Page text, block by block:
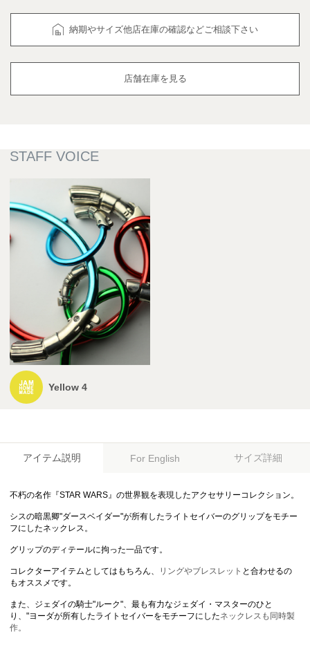
納期やサイズ他店在庫の確認などご相談下さい
店舗在庫を見る
Yellow 4
アイテム説明 For English サイズ詳細
不朽の名作『STAR WARS』の世界観を表現したアクセサリーコレクション。
シスの暗黒卿"ダースベイダー"が所有したライトセイバーのグリップをモチー
フにしたネックレス。
グリップのディテールに拘った一品です。
コレクターアイテムとしてはもちろん、 リングやブレスレット と合わせるの
もオススメです。
また、ジェダイの騎士"ルーク"、最も有力なジェダイ・マスターのひと
り、"ヨーダが所有したライトセイバーをモチーフにしたネックレスも同時製
作。